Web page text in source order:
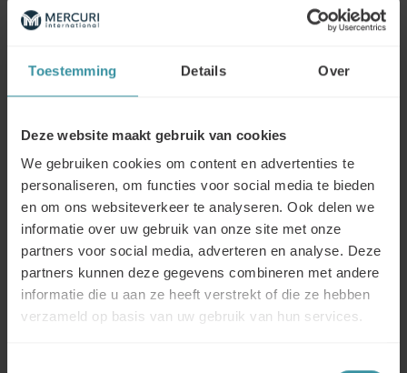
Toestemming Details Over
Deze website maakt gebruik van cookies
We gebruiken cookies om content en advertenties te
personaliseren, om functies voor social media te bieden
en om ons websiteverkeer te analyseren. Ook delen we
informatie over uw gebruik van onze site met onze
partners voor social media, adverteren en analyse. Deze
partners kunnen deze gegevens combineren met andere
informatie die u aan ze heeft verstrekt of die ze hebben
verzameld op basis van uw gebruik van hun services.
tiroir oublié ou dans un dossier numérique et ne sont pas
appliqués. L'illusion du jour prend le dessus. En tant que
ce processus ?
ventes : l'accélérateur de la réussite
Une entreprise sur mesure pour votre
organisation